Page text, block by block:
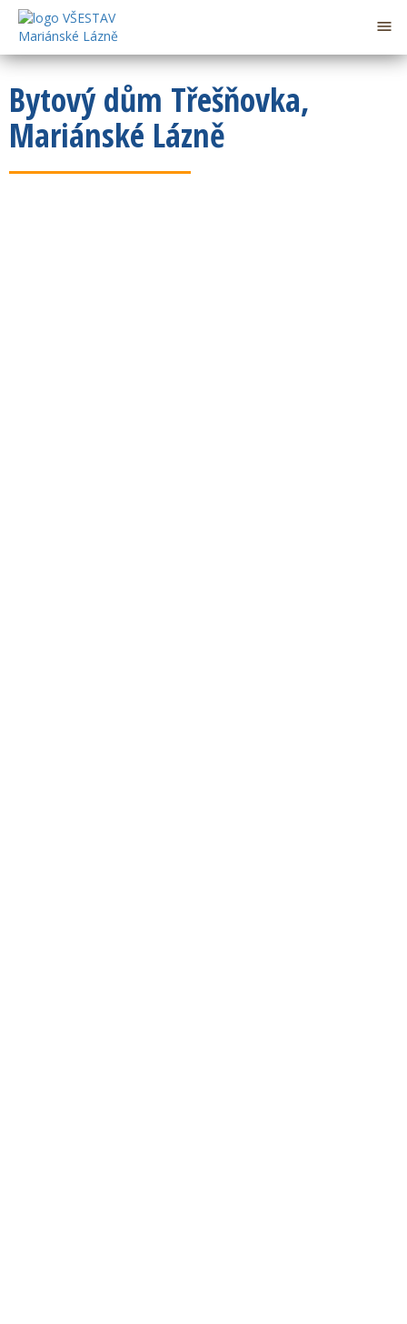

Bytový dům Třešňovka,
Mariánské Lázně